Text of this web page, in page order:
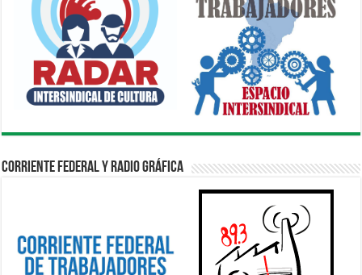
Corriente Federal y Radio Gráfica